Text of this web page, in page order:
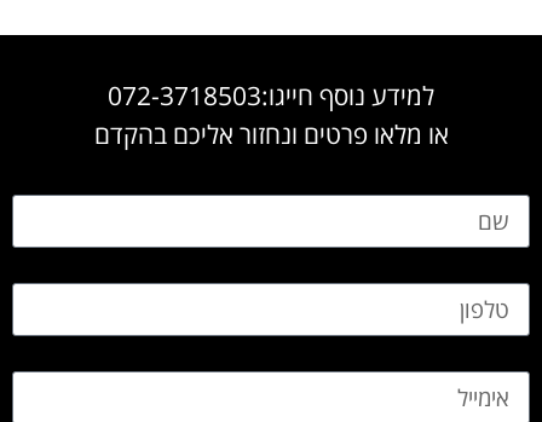
למידע נוסף חייגו:072-3718503
או מלאו פרטים ונחזור אליכם בהקדם